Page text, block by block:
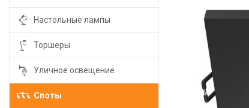
Настольные лампы
Торшеры
Уличное освещение
Споты